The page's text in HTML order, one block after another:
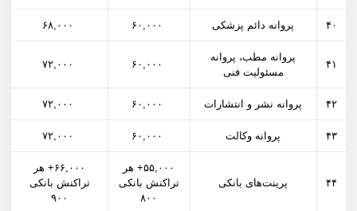
۴۰ پروانه دائم پزشکی
۴۱
پروانه مطب، پروانه
مسئولیت فنی
۴۲ پروانه نشر و انتشارات
۴۳ پروانه وکالت
۴۴ پرینت‌های بانکی
۵۵,۰۰۰+ هر
تراکنش بانکی
۸۰۰
۶۶,۰۰۰+ هر
تراکنش بانکی
۹۰۰